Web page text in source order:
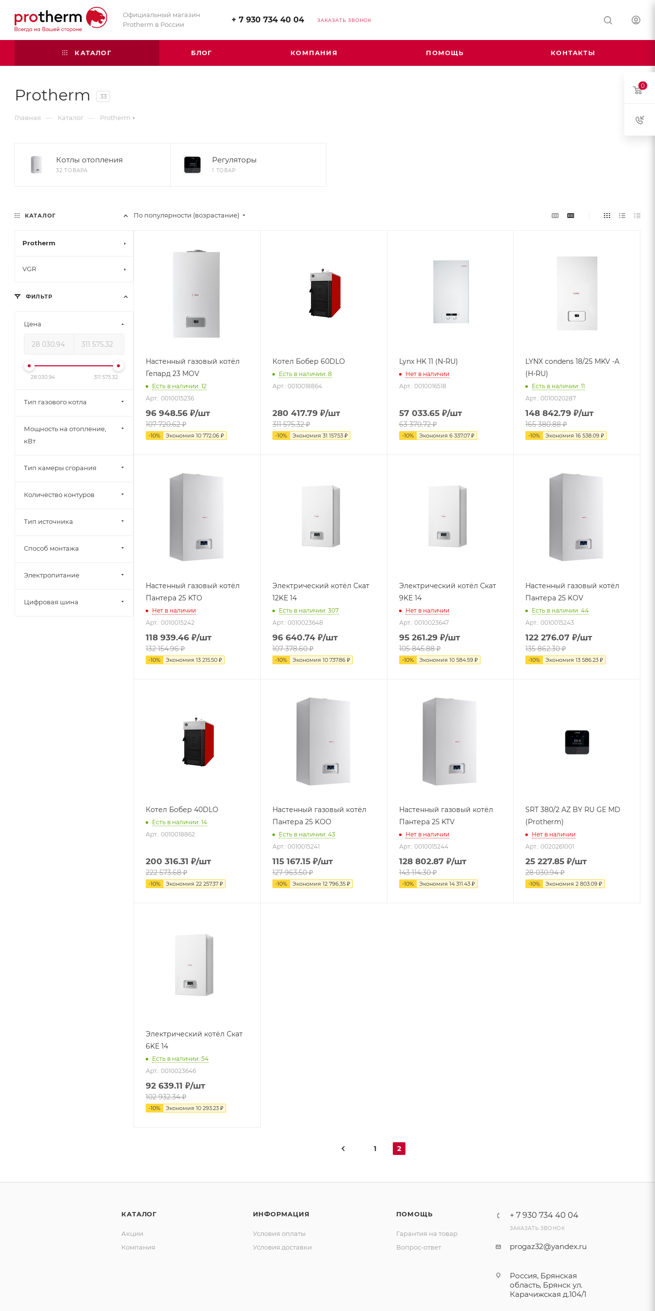
Официальный магазин
Protherm в России
+ 7 930 734 40 04 ЗАКАЗАТЬ ЗВОНОК
КАТАЛОГ БЛОГ КОМПАНИЯ ПОМОЩЬ КОНТАКТЫ
Protherm 33
Главная — Каталог — Protherm
Котлы отопления
32 ТОВАРА
Регуляторы
1 ТОВАР
По популярности (возрастание)
Настенный газовый котёл
Гепард 23 MOV
Есть в наличии: 12
Арт.: 0010015236
96 948.56 ₽/шт
107 720.62₽
-10% Экономия 10 772.06 ₽
Котел Бобер 60DLO
Есть в наличии: 8
Арт.: 0010018864
280 417.79 ₽/шт
311 575.32₽
-10% Экономия 31 157.53₽
Lynx HK 11 (N-RU)
Нет в наличии
Арт.: 0010016518
57 033.65₽/шт
63 370.72₽
-10% Экономия 6 337.07₽
LYNX condens 18/25 MKV -A
(H-RU)
Есть в наличии: 11
Арт.: 0010020287
148 842.79 ₽/шт
165 380.88₽
-10% Экономия16 538.09 ₽
Настенный газовый котёл
Пантера 25 KTO
Нет в наличии
Арт.: 0010015242
118 939.46 ₽/шт
132 154.96₽
-10% Экономия 13 215.50 ₽
Электрический котёл Скат
12KE 14
Есть в наличии: 307
Арт.: 0010023648
96 640.74₽/шт
107 378.60₽
-10% Экономия 10 737.86₽
Электрический котёл Скат
9KE 14
Нет в наличии
Арт.: 0010023647
95 261.29 ₽/шт
105 845.88₽
-10% Экономия 10 584.59 ₽
Настенный газовый котёл
Пантера 25 KOV
Есть в наличии: 44
Арт.: 0010015243
122 276.07 ₽/шт
135 862.30₽
-10% Экономия13 586.23 ₽
Котел Бобер 40DLO
Есть в наличии: 14
Арт.: 0010018862
200 316.31 ₽/шт
222 573.68₽
-10% Экономия 22 257.37 ₽
Настенный газовый котёл
Пантера 25 KOО
Есть в наличии: 43
Арт.: 0010015241
115 167.15₽/шт
127 963.50₽
-10% Экономия 12 796.35₽
Настенный газовый котёл
Пантера 25 KTV
Нет в наличии
Арт.: 0010015244
128 802.87 ₽/шт
143 114.30₽
-10% Экономия 14 311.43₽
SRT 380/2 AZ BY RU GE MD
(Protherm)
Нет в наличии
Арт.: 0020261001
25 227.85 ₽/шт
28 030.94₽
-10% Экономия2 803.09 ₽
Электрический котёл Скат
6KE 14
Есть в наличии: 54
Арт.: 0010023646
92 639.11 ₽/шт
102 932.34₽
-10% Экономия 10 293.23 ₽
1 2
КАТАЛОГ
Protherm
VGR
ФИЛЬТР
Цена
28 030.94 311 575.32
Тип газового котла
Мощность на отопление,
кВт
Тип камеры сгорания
Количество контуров
Тип источника
Способ монтажа
Электропитание
Цифровая шина
КАТАЛОГ
Акции
Компания
ИНФОРМАЦИЯ
Условия оплаты
Условия доставки
ПОМОЩЬ
Гарантия на товар
Вопрос-ответ
+ 7 930 734 40 04
ЗАКАЗАТЬ ЗВОНОК
progaz32@yandex.ru
Россия, Брянская
область, Брянск ул.
Карачижская д.104/1
0